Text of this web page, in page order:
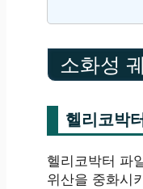
소화성
헬리코박
헬리코박터 파
위산을 중화시